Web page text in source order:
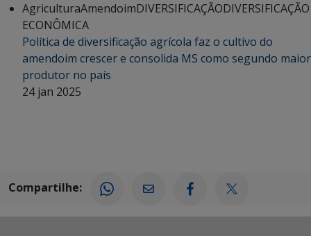
AgriculturaAmendoimDIVERSIFICAÇÃODIVERSIFICAÇÃO
ECONÔMICA
Política de diversificação agrícola faz o cultivo do
amendoim crescer e consolida MS como segundo maior
produtor no país
24 jan 2025
Compartilhe: